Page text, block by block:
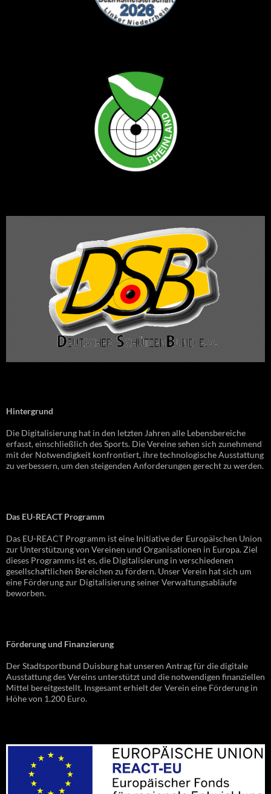
Hintergrund
Die Digitalisierung hat in den letzten Jahren alle Lebensbereiche
erfasst, einschließlich des Sports. Die Vereine sehen sich zunehmend
mit der Notwendigkeit konfrontiert, ihre technologische Ausstattung
zu verbessern, um den steigenden Anforderungen gerecht zu werden.
Das EU-REACT Programm
Das EU-REACT Programm ist eine Initiative der Europäischen Union
zur Unterstützung von Vereinen und Organisationen in Europa. Ziel
dieses Programms ist es, die Digitalisierung in verschiedenen
gesellschaftlichen Bereichen zu fördern. Unser Verein hat sich um
eine Förderung zur Digitalisierung seiner Verwaltungsabläufe
beworben.
Förderung und Finanzierung
Der Stadtsportbund Duisburg hat unseren Antrag für die digitale
Ausstattung des Vereins unterstützt und die notwendigen finanziellen
Mittel bereitgestellt. Insgesamt erhielt der Verein eine Förderung in
Höhe von 1.200 Euro.